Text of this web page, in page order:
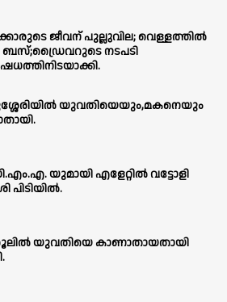
ജീവന് പുല്ലുവില; വെള്ളത്തിൽ
ബസ്;ഡ്രൈവറുടെ നടപടി
യുവതിയെയും,മകനെയും
യുമായി എളേറ്റിൽ വട്ടോളി
പിടിയിൽ.
യുവതിയെ കാണാതായതായി